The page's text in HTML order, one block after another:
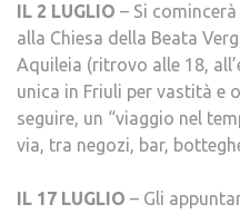
IL 2 LUGLIO – Si
alla Chiesa della Beata
Aquileia (ritrovo alle 18,
unica in Friuli per vastità e
seguire, un “viaggio nel
via, tra negozi, bar,
IL 17 LUGLIO – Gli